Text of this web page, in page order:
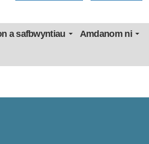
a safbwyntiau Amdanom ni